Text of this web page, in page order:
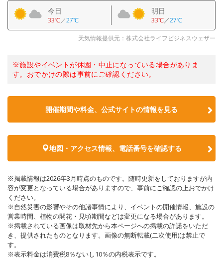
今日
33℃／27℃
明日
33℃／27℃
天気情報提供元：株式会社ライフビジネスウェザー
※施設やイベントが休園・中止になっている場合がありま
す。おでかけの際は事前にご確認ください。
開催期間や料金、公式サイトの情報を見る
地図・アクセス情報、電話番号を確認する
※掲載情報は2026年3月時点のものです。随時更新をしておりますが内
容が変更となっている場合がありますので、事前にご確認の上おでかけ
ください。
※自然災害の影響やその他諸事情により、イベントの開催情報、施設の
営業時間、植物の開花・見頃期間などは変更になる場合があります。
※掲載されている画像は取材先から本ページへの掲載の許諾をいただ
き、提供されたものとなります。画像の無断転載(二次使用)は禁止で
す。
※表示料金は消費税8％ないし10％の内税表示です。